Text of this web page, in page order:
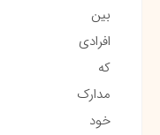
بین
افرادی
که
مدارک
خود